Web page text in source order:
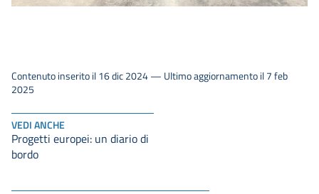
VEDI ANCHE
Progetti europei: un diario di
bordo
Contenuto inserito il 16 dic 2024 — Ultimo aggiornamento il 7 feb
2025